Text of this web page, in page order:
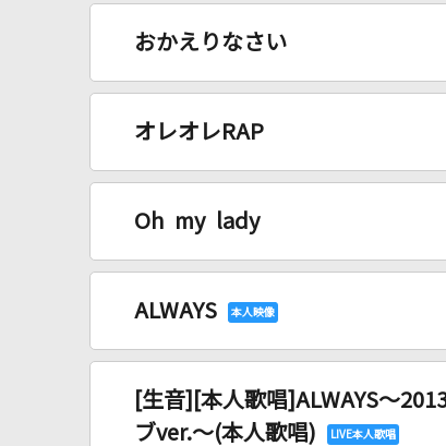
おかえりなさい
オレオレRAP
Oh my lady
ALWAYS
[生音][本人歌唱]ALWAYS～
ブver.～(本人歌唱)